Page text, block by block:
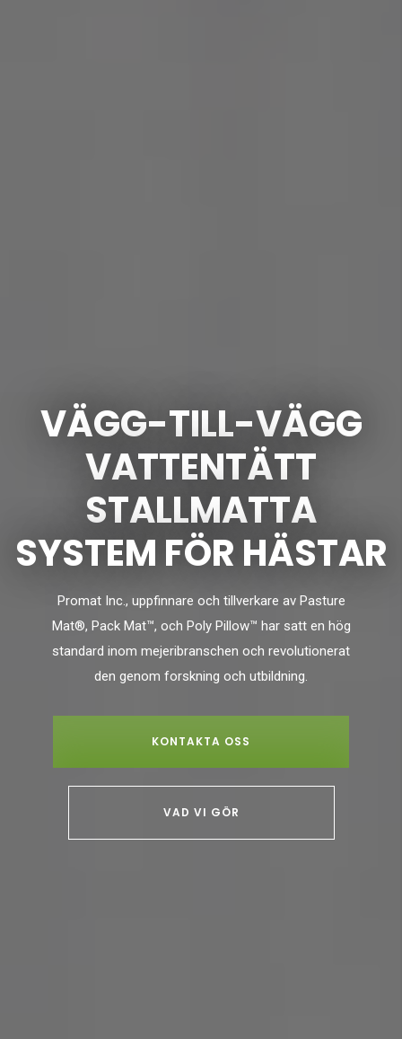
VÄGG-TILL-VÄGG
VATTENTÄTT
STALLMATTA
SYSTEM FÖR HÄSTAR
Promat Inc., uppfinnare och tillverkare av Pasture
Mat®, Pack Mat™, och Poly Pillow™ har satt en hög
standard inom mejeribranschen och revolutionerat
den genom forskning och utbildning.
KONTAKTA OSS
VAD VI GÖR